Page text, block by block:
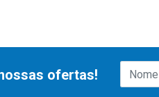
ofertas!